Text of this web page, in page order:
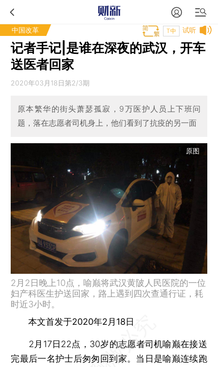
中国改革 试听
T中
记者手记|是谁在深夜的武汉，开车
送医者回家
2020年03月18日第2/3期
原本繁华的街头萧瑟孤寂，9万医护人员上下班问
题，落在志愿者司机身上，他们看到了抗疫的另一面
原图
2月2日晚上10点，喻巅将武汉黄陂人民医院的一位
妇产科医生护送回家，路上遇到四次查通行证，耗
时近3小时。
本文首发于2020年2月18日
2月17日22点，30岁的志愿者司机喻巅在接送
完最后一名护士后匆匆回到家。当日是喻巅连续跑